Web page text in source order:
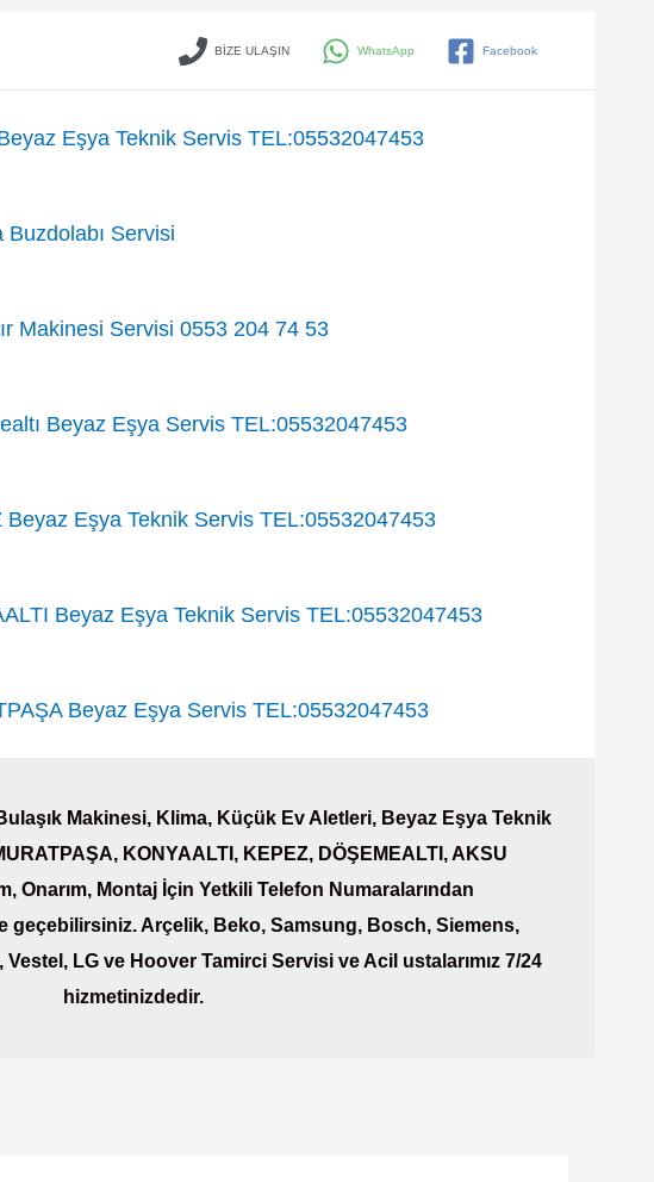
BİZE ULAŞIN WhatsApp Facebook
Eşya Teknik Servis TEL:05532047453
Buzdolabı Servisi
Makinesi Servisi 0553 204 74 53
Beyaz Eşya Servis TEL:05532047453
Beyaz Eşya Teknik Servis TEL:05532047453
Beyaz Eşya Teknik Servis TEL:05532047453
Beyaz Eşya Servis TEL:05532047453
Makinesi, Klima, Küçük Ev Aletleri, Beyaz Eşya Teknik
KONYAALTI, KEPEZ, DÖŞEMEALTI, AKSU
Onarım, Montaj İçin Yetkili Telefon Numaralarından
geçebilirsiniz. Arçelik, Beko, Samsung, Bosch, Siemens,
Vestel, LG ve Hoover Tamirci Servisi ve Acil ustalarımız 7/24
hizmetinizdedir.